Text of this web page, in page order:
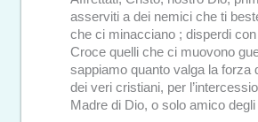
asserviti a dei nemici che ti
che ci minacciano ; disperdi
Croce quelli che ci muovono
sappiamo quanto valga la forza
dei veri cristiani, per
Madre di Dio, o solo amico degli